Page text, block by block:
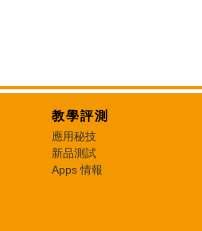
教學評測
應用秘技
新品測試
Apps 情報